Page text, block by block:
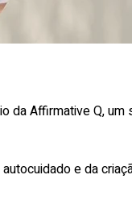
da Affirmative Q,
e da